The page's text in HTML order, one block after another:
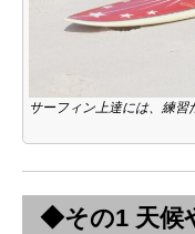
サーフィン上達には、練
◆その1 天候